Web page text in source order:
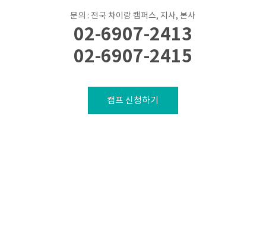
문의 : 전국 차이랑 캠퍼스, 지사, 본사
02-6907-2413
02-6907-2415
캠프 신청하기